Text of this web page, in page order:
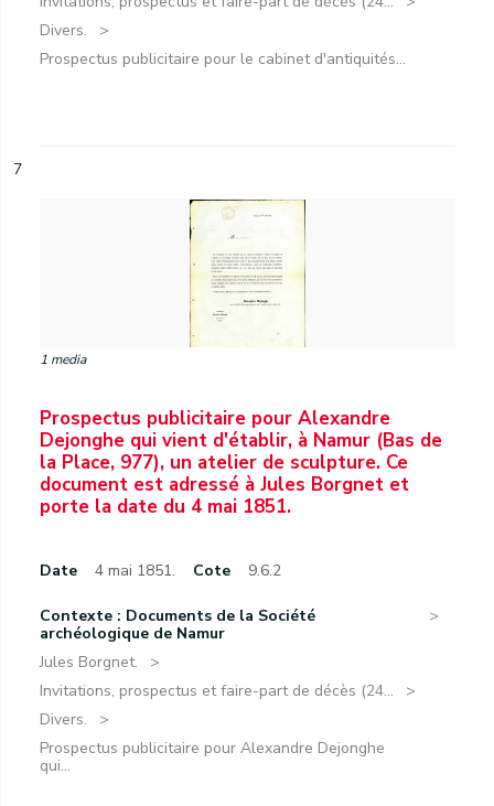
Divers.
Prospectus publicitaire pour le cabinet d'antiquités...
7
1 media
Prospectus publicitaire pour Alexandre
Dejonghe qui vient d'établir, à Namur (Bas de
la Place, 977), un atelier de sculpture. Ce
document est adressé à Jules Borgnet et
porte la date du 4 mai 1851.
Date 4 mai 1851. Cote 9.6.2
Contexte : Documents de la Société
archéologique de Namur
Jules Borgnet.
Invitations, prospectus et faire-part de décès (24...
Divers.
Prospectus publicitaire pour Alexandre Dejonghe
qui...